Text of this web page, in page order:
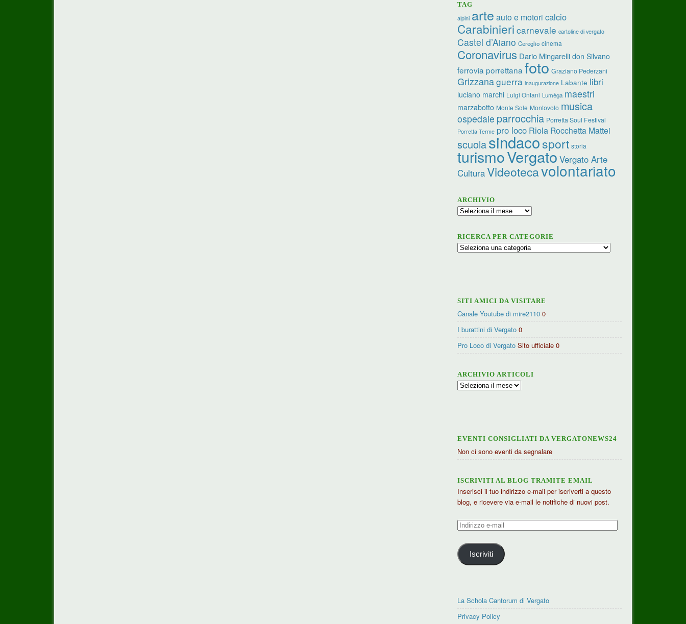
TAG
alpini arte auto e motori calcio
Carabinieri carnevale cartoline di vergato
Castel d’Aiano Cereglio cinema
Coronavirus Dario Mingarelli don Silvano
ferrovia porrettana foto Graziano Pederzani
Grizzanaguerra inaugurazione Labante libri
luciano marchi Luigi Ontani Lumèga maestri
marzabotto Monte Sole Montovolo musica
ospedale parrocchia Porretta Soul Festival
Porretta Terme pro loco Riola Rocchetta Mattei
scuolasindacosport storia
turismoVergato Vergato Arte
CulturaVideotecavolontariato
ARCHIVIO
Archivio
RICERCA PER CATEGORIE
Ricerca
SITI AMICI DA VISITARE
Canale Youtube di mire2110 0
I burattini di Vergato 0
Pro Loco di Vergato Sito ufficiale 0
ARCHIVIO ARTICOLI
Archivio
EVENTI CONSIGLIATI DA VERGATONEWS24
Non ci sono eventi da segnalare
ISCRIVITI AL BLOG TRAMITE EMAIL
Inserisci il tuo indirizzo e-mail per iscriverti a questo
blog, e ricevere via e-mail le notifiche di nuovi post.
Indirizzo
mail
Iscriviti
La Schola Cantorum di Vergato
Privacy Policy